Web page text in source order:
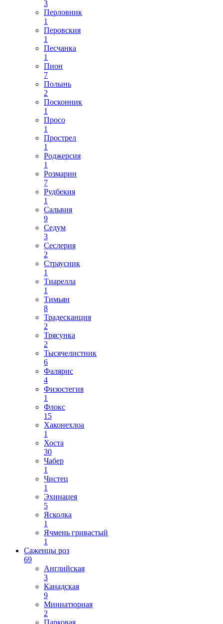
3
Перловник
1
Перовския
1
Песчанка
1
Пион
7
Полынь
2
Посконник
1
Просо
1
Прострел
1
Роджерсия
1
Розмарин
7
Рудбекия
1
Сальвия
9
Седум
3
Сеслерия
2
Страусник
1
Тиарелла
1
Тимьян
8
Традесканция
2
Трясунка
2
Тысячелистник
6
Фалярис
4
Физостегия
1
Флокс
15
Хаконехлоа
1
Хоста
30
Чабер
1
Чистец
1
Эхинацея
5
Ясколка
1
Ячмень гривастый
1
Саженцы роз
69
Английская
3
Канадская
9
Миниатюрная
2
Парковая